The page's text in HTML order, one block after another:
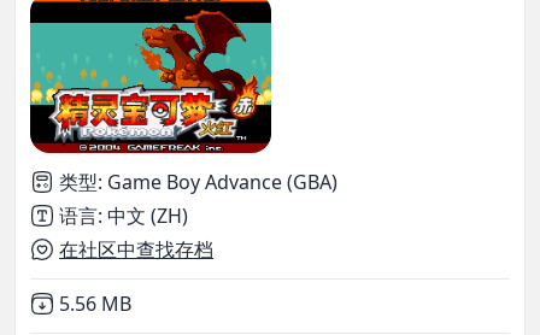
类型: Game Boy Advance (GBA)
语言: 中文 (ZH)
在社区中查找存档
Not downloaded
5.56 MB